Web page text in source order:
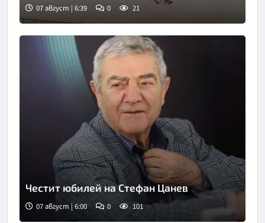
07 август | 6:39 0 21
Снимка: БНР
Честит юбилей на Стефан Цанев
07 август | 6:00 0 101